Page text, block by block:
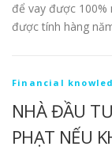
để vay được
được tính hàng
Financial
NHÀ ĐẦU
PHẠT NẾU